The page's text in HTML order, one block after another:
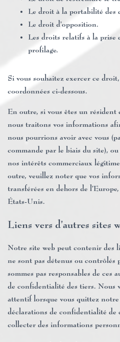
Le droit à la portabilité des
Le droit d’opposition.
Les droits relatifs à la prise
profilage.
Si vous souhaitez exercer ce
coordonnées ci-dessous.
En outre, si vous êtes un résident
nous traitons vos informations
nous pourrions avoir avec vous
commande par le biais du site),
nos intérêts commerciaux
outre, veuillez noter que vos
transférées en dehors de
États-Unis.
Liens vers d’autres sites
Notre site web peut contenir des
ne sont pas détenus ou contrôlés
sommes pas responsables de ces
de confidentialité des tiers. Nous
attentif lorsque vous quittez notre
déclarations de confidentialité de
collecter des informations